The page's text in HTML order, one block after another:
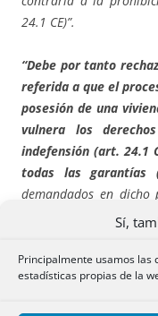
Sí,
Principalmente usamos las
estadísticas propias de la
24.1 CE)”.
“Debe por tanto
referida a que el
posesión de una
vulnera los
indefensión (art. 24.1
todas las garantías
demandados en
este, que no
principios de
Constitucionalidad